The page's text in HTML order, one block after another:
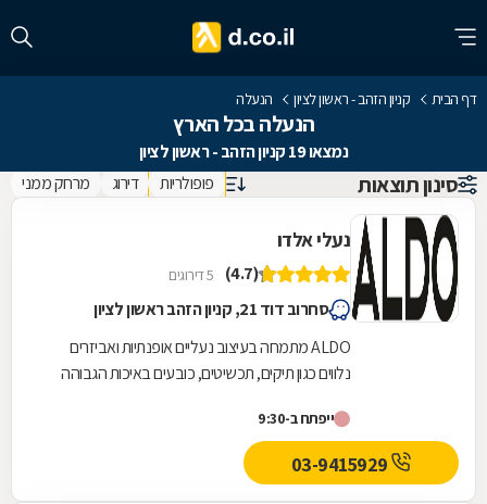
דף הבית קניון הזהב - ראשון לציון הנעלה
הנעלה בכל הארץ
נמצאו 19 קניון הזהב - ראשון לציון
סינון תוצאות פופולריות דירוג מרחק ממני
נעלי אלדו
(4.7) 5 דירוגים
סחרוב דוד 21, קניון הזהב ראשון לציון
ALDO מתמחה בעיצוב נעליים אופנתיות ואביזרים
נלווים כגון תיקים, תכשיטים, כובעים באיכות הגבוהה
ייפתח ב-9:30
03-9415929